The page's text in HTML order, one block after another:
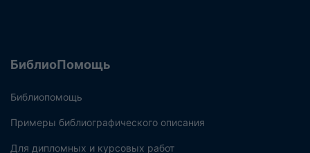
БиблиоПомощь
Библиопомощь
Примеры библиографического описания
Для дипломных и курсовых работ